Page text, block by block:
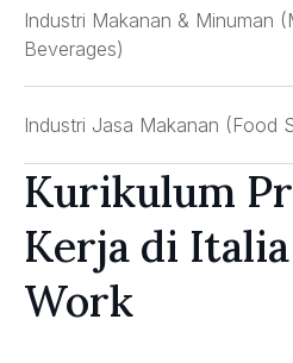
Industri Makanan & Minuman
Beverages)
Industri Jasa Makanan (Food
Kurikulum
Kerja di
Work